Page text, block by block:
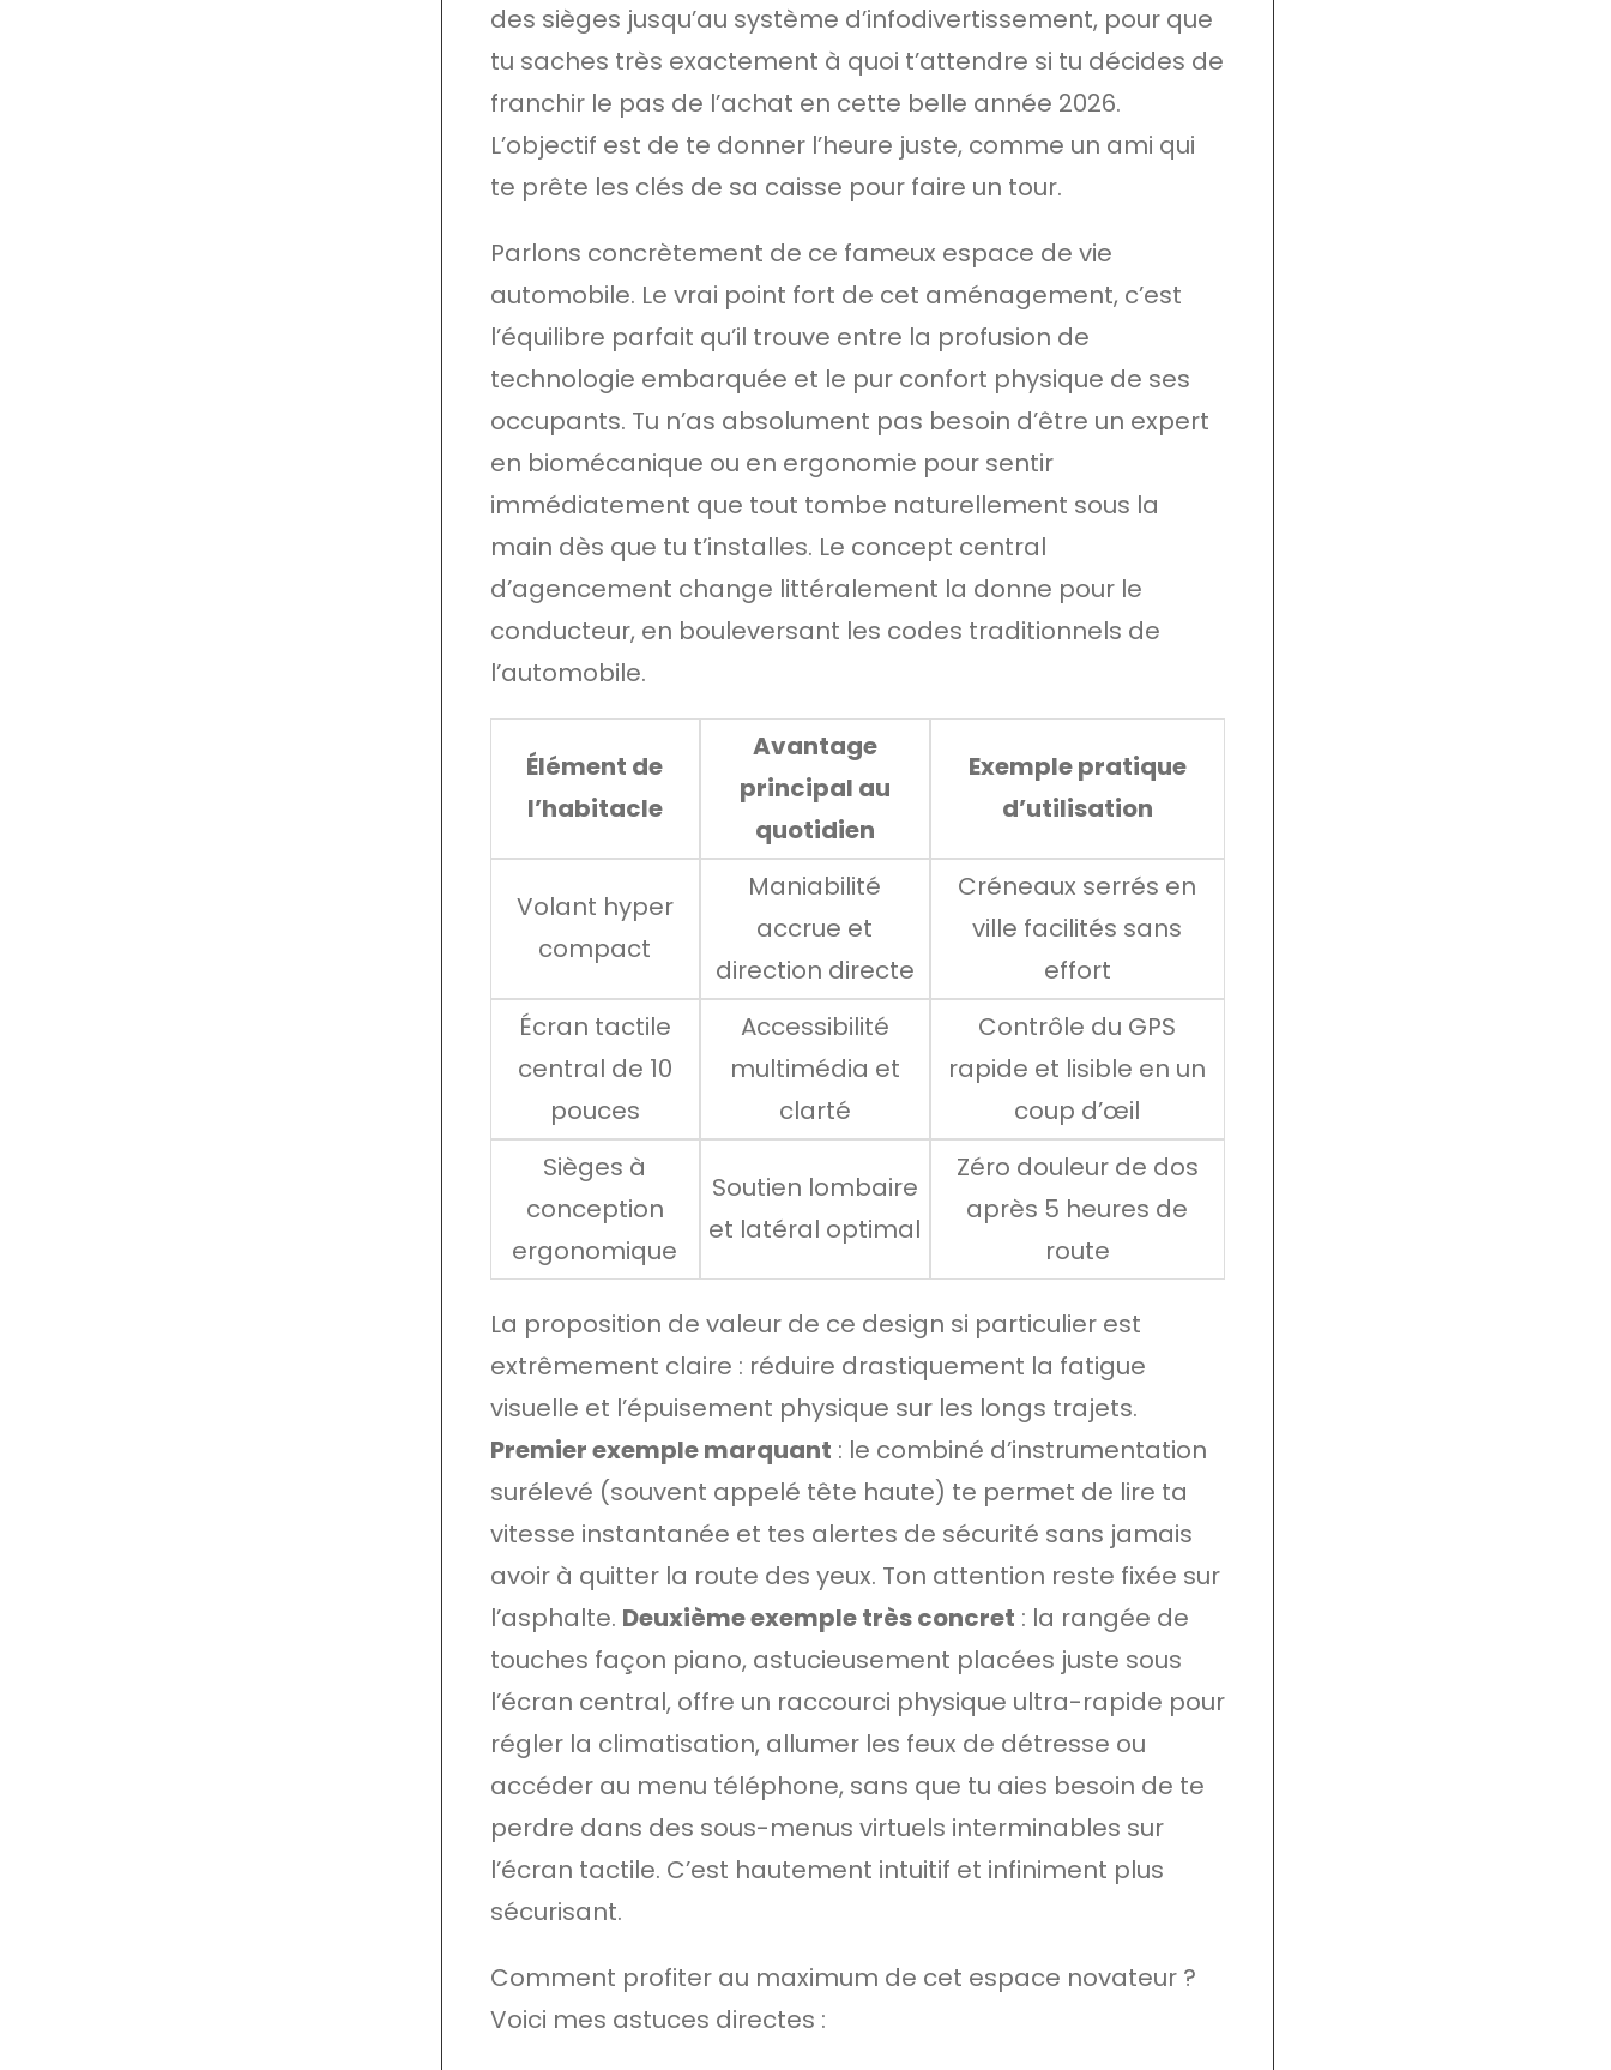
des sièges jusqu’au système d’infodivertissement, pour que
tu saches très exactement à quoi t’attendre si tu décides de
franchir le pas de l’achat en cette belle année 2026.
L’objectif est de te donner l’heure juste, comme un ami qui
te prête les clés de sa caisse pour faire un tour.
Parlons concrètement de ce fameux espace de vie
automobile. Le vrai point fort de cet aménagement, c’est
l’équilibre parfait qu’il trouve entre la profusion de
technologie embarquée et le pur confort physique de ses
occupants. Tu n’as absolument pas besoin d’être un expert
en biomécanique ou en ergonomie pour sentir
immédiatement que tout tombe naturellement sous la
main dès que tu t’installes. Le concept central
d’agencement change littéralement la donne pour le
conducteur, en bouleversant les codes traditionnels de
l’automobile.
Élément de
l’habitacle
Avantage
principal au
quotidien
Exemple pratique
d’utilisation
Volant hyper
compact
Maniabilité
accrue et
direction directe
Créneaux serrés en
ville facilités sans
effort
Écran tactile
central de 10
pouces
Accessibilité
multimédia et
clarté
Contrôle du GPS
rapide et lisible en un
coup d’œil
Sièges à
conception
ergonomique
Soutien lombaire
et latéral optimal
Zéro douleur de dos
après 5 heures de
route
La proposition de valeur de ce design si particulier est
extrêmement claire : réduire drastiquement la fatigue
visuelle et l’épuisement physique sur les longs trajets.
Premier exemple marquant : le combiné d’instrumentation
surélevé (souvent appelé tête haute) te permet de lire ta
vitesse instantanée et tes alertes de sécurité sans jamais
avoir à quitter la route des yeux. Ton attention reste fixée sur
l’asphalte. Deuxième exemple très concret : la rangée de
touches façon piano, astucieusement placées juste sous
l’écran central, offre un raccourci physique ultra-rapide pour
régler la climatisation, allumer les feux de détresse ou
accéder au menu téléphone, sans que tu aies besoin de te
perdre dans des sous-menus virtuels interminables sur
l’écran tactile. C’est hautement intuitif et infiniment plus
sécurisant.
Comment profiter au maximum de cet espace novateur ?
Voici mes astuces directes :